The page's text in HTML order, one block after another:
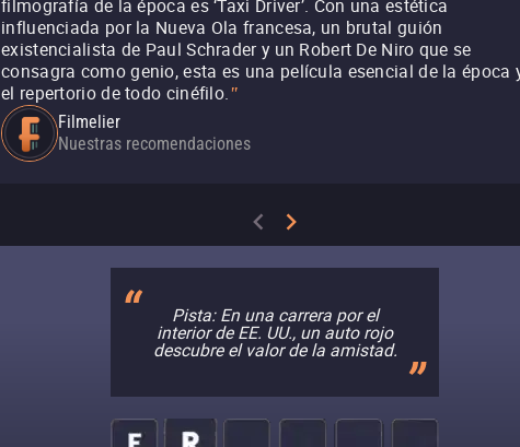
filmografía de la época es ‘Taxi Driver’. Con una estética
influenciada por la Nueva Ola francesa, un brutal guión
existencialista de Paul Schrader y un Robert De Niro que se
consagra como genio, esta es una película esencial de la época
el repertorio de todo cinéfilo."
Filmelier
Nuestras recomendaciones
Pista: En una carrera por el
interior de EE. UU., un auto rojo
descubre el valor de la amistad.